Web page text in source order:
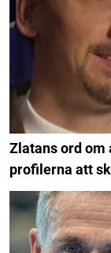
Zlatans ord om
profilerna att